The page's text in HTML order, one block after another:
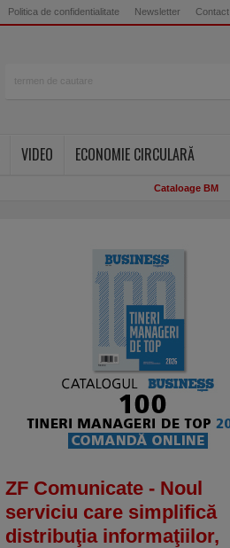
Politica de confidentialitate Newsletter Contact
VIDEO
ECONOMIE CIRCULARĂ
Cataloage BM
ZF Comunicate - Noul
serviciu care simplifică
distribuţia informaţiilor,